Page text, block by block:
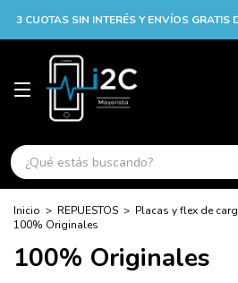
3 CUOTAS SIN INTERÉS Y ENVÍOS
Inicio > REPUESTOS > Placas y flex de
100% Originales
100% Originales